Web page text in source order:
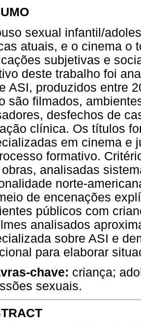
sexual infantil/
atuais, e o cinema o
subjetivas e
deste trabalho foi
ASI, produzidos entre
são filmados,
desfechos de
clínica. Os títulos
em cinema e
formativo.
analisadas
norte-
de encenações
públicos com
analisados
sobre ASI e
para elaborar
chave: criança;
sexuais.